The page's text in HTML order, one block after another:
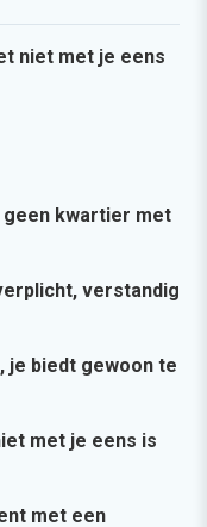
niet met je eens
geen kwartier met
verstandig
je biedt gewoon te
met je eens is
met een